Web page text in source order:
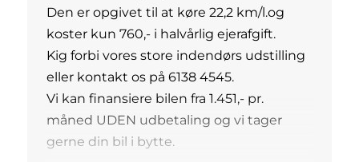
Den er opgivet til at køre 22,2 km/l.og
koster kun 760,- i halvårlig ejerafgift.
Kig forbi vores store indendørs udstilling
eller kontakt os på 6138 4545.
Vi kan finansiere bilen fra 1.451,- pr.
måned UDEN udbetaling og vi tager
gerne din bil i bytte.